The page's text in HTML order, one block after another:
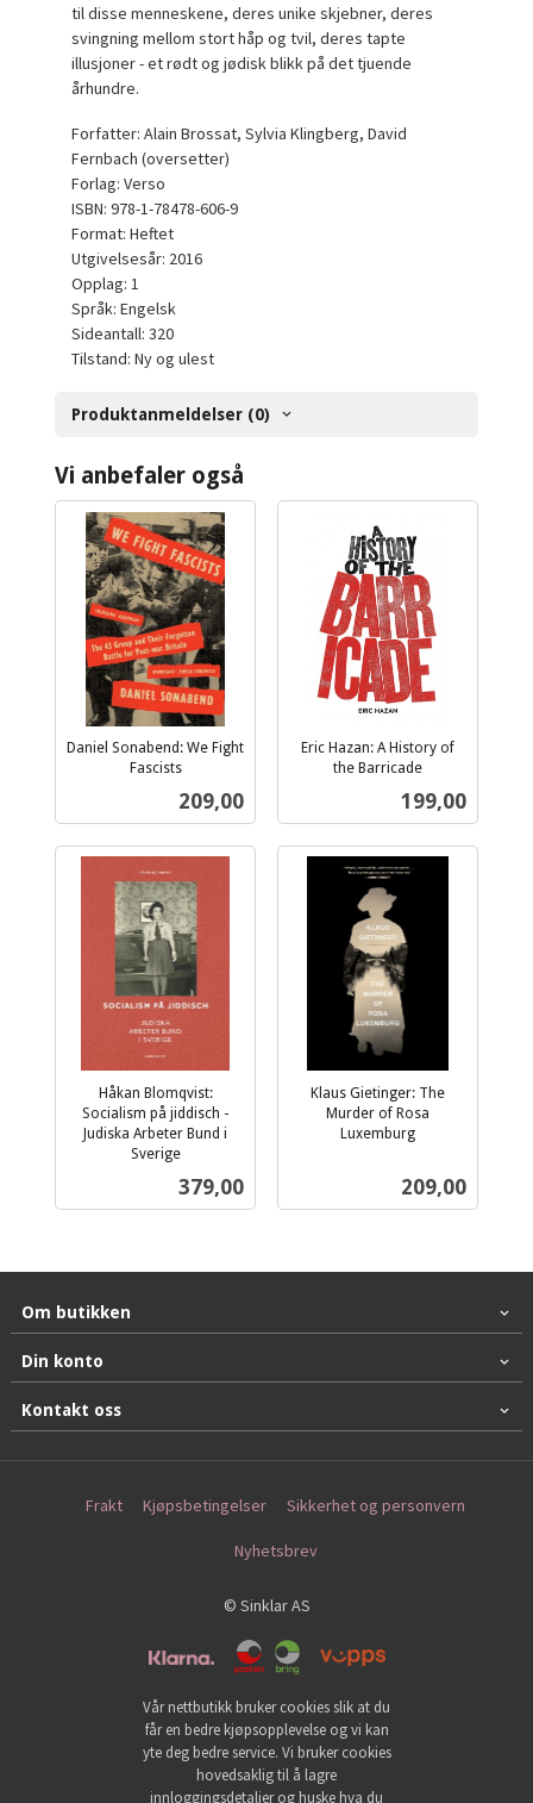
til disse menneskene, deres unike skjebner, deres
svingning mellom stort håp og tvil, deres tapte
illusjoner - et rødt og jødisk blikk på det tjuende
århundre.
Forfatter: Alain Brossat, Sylvia Klingberg, David
Fernbach (oversetter)
Forlag: Verso
ISBN: 978-1-78478-606-9
Format: Heftet
Utgivelsesår: 2016
Opplag: 1
Språk: Engelsk
Sideantall: 320
Tilstand: Ny og ulest
Produktanmeldelser (0)
Vi anbefaler også
Daniel Sonabend: We Fight
Fascists
Pris
209,00
Eric Hazan: A History of
the Barricade
Pris
199,00
Håkan Blomqvist:
Socialism på jiddisch -
Judiska Arbeter Bund i
Sverige
Pris
379,00
Klaus Gietinger: The
Murder of Rosa
Luxemburg
Pris
209,00
Om butikken
Din konto
Kontakt oss
Frakt Kjøpsbetingelser Sikkerhet og personvern
Nyhetsbrev
© Sinklar AS
Vår nettbutikk bruker cookies slik at du
får en bedre kjøpsopplevelse og vi kan
yte deg bedre service. Vi bruker cookies
hovedsaklig til å lagre
innloggingsdetaljer og huske hva du